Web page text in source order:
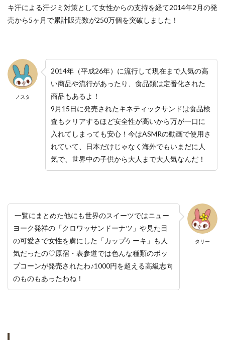
キ汗による汗ジミ対策として女性からの支持を経て2014年2月の発
売から5ヶ月で累計販売数が250万個を突破しました！
ノスタ
2014年（平成26年）に流行して現在まで人気の高
い商品や流行があったり、食品類は定番化された
商品もあるよ！
9月15日に発売されたキネティックサンドは食品検
査もクリアするほど安全性が高いから万が一口に
入れてしまっても安心！今はASMRの動画で使用さ
れていて、日本だけじゃなく海外でもいまだに人
気で、世界中の子供から大人まで大人気なんだ！
タリー
一覧にまとめた他にも世界のスイーツではニュー
ヨーク発祥の「クロワッサンドーナツ」や見た目
の可愛さで女性を虜にした「カップケーキ」も人
気だったの♡原宿・表参道では色んな種類のポッ
プコーンが発売されたわ♪1000円を超える高級志向
のものもあったわね！